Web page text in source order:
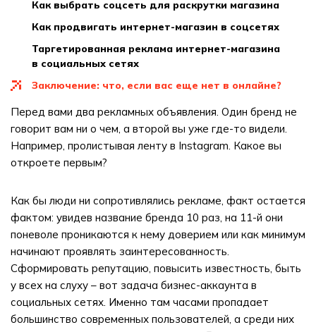
как выбрать соцсеть для раскрутки магазина
как продвигать интернет-магазин в соцсетях
таргетированная реклама интернет-магазина
в социальных сетях
заключение: что, если вас еще нет в онлайне?
Перед вами два рекламных объявления. Один бренд не
говорит вам ни о чем, а второй вы уже где-то видели.
Например, пролистывая ленту в Instagram. Какое вы
откроете первым?
Как бы люди ни сопротивлялись рекламе, факт остается
фактом: увидев название бренда 10 раз, на 11-й они
поневоле проникаются к нему доверием или как минимум
начинают проявлять заинтересованность.
Сформировать репутацию, повысить известность, быть
у всех на слуху – вот задача бизнес-аккаунта в
социальных сетях. Именно там часами пропадает
большинство современных пользователей, а среди них